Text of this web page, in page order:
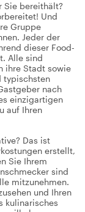
Sie bereithält?
Und
Gruppe
Jeder der
dieser Food-
Alle sind
ihre Stadt sowie
typischsten
nach
einzigartigen
auf Ihren
Das ist
erstellt,
Sie Ihrem
sind
mitzunehmen.
und Ihren
kulinarisches